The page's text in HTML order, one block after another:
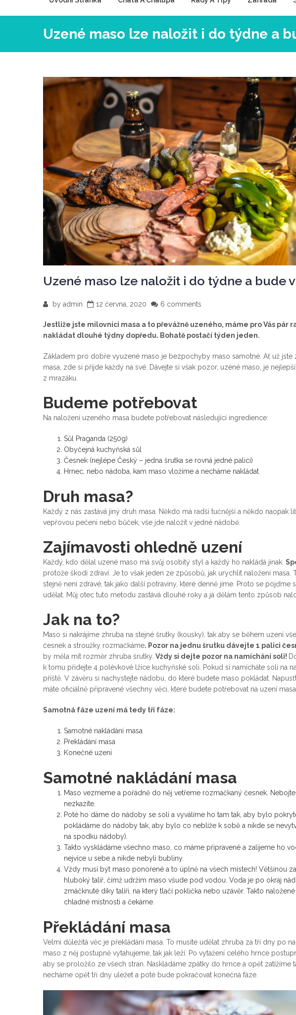
Uzené maso lze naložit i do týdne a
Uzené maso lze naložit i do týdne a bude
by admin 12 června, 2020 6 comments
Jestliže jste milovníci masa a to převážně uzeného, máme pro Vás pár
nakládat dlouhé týdny dopředu. Bohatě postačí týden jeden.
Základem pro dobře vyuzené maso je bezpochyby maso samotné. Ať už
masa, zde si přijde každý na své. Dávejte si však pozor, uzené maso, je
z mrazáku.
Budeme potřebovat
Na naložení uzeného masa budete potřebovat následující ingredience:
Sůl Praganda (250g)
Obyčejná kuchyňská sůl
Česnek (nejlépe Český – jedna šrutka se rovná jedné palici)
Hrnec, nebo nádoba, kam maso vložíme a necháme nakládat
Druh masa?
Každý z nás zastává jiný druh masa. Někdo má radši tučnější a někdo naopak
vepřovou pečeni nebo bůček, vše jde naložit v jedné nádobě.
Zajímavosti ohledně uzení
Každý, kdo dělal uzené maso má svůj osobitý styl a každý ho nakládá jinak.
protože škodí zdraví. Je to však jeden ze způsobů, jak urychlit naložení masa.
stejně není zdravé, tak jako další potraviny, které denně jíme. Proto se
udělat. Můj otec tuto metodu zastává dlouhé roky a já dělám tento způsob
Jak na to?
Maso si nakrájíme zhruba na stejné šrutky (kousky), tak aby se během uzení
česnek a stroužky rozmačkáme. Pozor na jednu šrutku dávejte 1 palici
by měla mít rozměr zhruba šrutky. Vždy si dejte pozor na namíchání soli!
k tomu přidejte 4 polévkové lžíce kuchyňské soli. Pokud si namícháte soli na
příště. V závěru si nachystejte nádobu, do které budete maso pokládat.
máte oficiálně připravené všechny věci, které budete potřebovat na uzení masa.
Samotná fáze uzení má tedy tři fáze:
Samotné nakládání masa
Překládání masa
Konečné uzení
Samotné nakládání masa
Maso vezmeme a pořádně do něj vetřeme rozmačkaný česnek.
nezkazíte.
Poté ho dáme do nádoby se solí a vyválíme ho tam tak, aby bylo
pokládáme do nádoby tak, aby bylo co neblíže k sobě a nikde se
na spodku nádoby).
Takto vyskládáme všechno maso, co máme připravené a zalijeme ho
nejvíce u sebe a nikde nebyli bubliny.
Vždy musí být maso ponořené a to úplně na všech místech! Většinou
hluboký talíř, čímž udržím maso všude pod vodou. Voda je po okraj
zmáčknuté díky talíři, na který tlačí poklička nebo uzávěr. Takto
chladné místnosti a čekáme.
Překládání masa
Velmi důležitá věc je překládání masa. To musíte udělat zhruba za tři dny po
maso z něj postupně vytahujeme, tak jak leží. Po vytažení celého hrnce
aby se proložilo ze všech stran. Naskládáme zpátky do hrnce a opět zatížíme
necháme opět tři dny uležet a poté bude pokračovat konečná fáze.